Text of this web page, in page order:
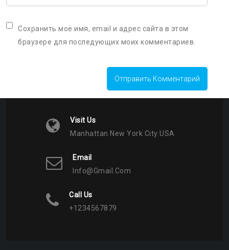
Сохранить моё имя, email и адрес сайта в этом
браузере для последующих моих комментариев.
Visit Us
Manhattan New York City USA
Email
Info@gmail.com
Call Us
+1234567879